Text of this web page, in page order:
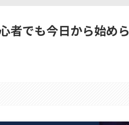
者でも今日から始めら